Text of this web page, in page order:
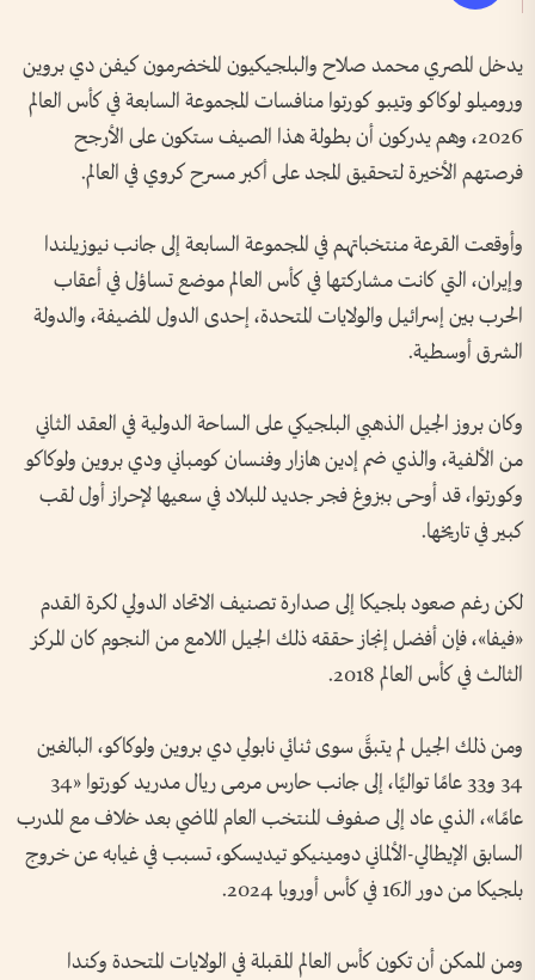
يدخل المصري محمد صلاح والبلجيكيون المخضرمون كيفن دي بروين
وروميلو لوكاكو وتيبو كورتوا منافسات المجموعة السابعة في كأس العالم
2026، وهم يدركون أن بطولة هذا الصيف ستكون على الأرجح
فرصتهم الأخيرة لتحقيق المجد على أكبر مسرح كروي في العالم.
وأوقعت القرعة منتخباتهم في المجموعة السابعة إلى جانب نيوزيلندا
وإيران، التي كانت مشاركتها في كأس العالم موضع تساؤل في أعقاب
الحرب بين إسرائيل والولايات المتحدة، إحدى الدول المضيفة، والدولة
الشرق أوسطية.
وكان بروز الجيل الذهبي البلجيكي على الساحة الدولية في العقد الثاني
من الألفية، والذي ضم إدين هازار وفنسان كومباني ودي بروين ولوكاكو
وكورتوا، قد أوحى ببزوغ فجر جديد للبلاد في سعيها لإحراز أول لقب
كبير في تاريخها.
لكن رغم صعود بلجيكا إلى صدارة تصنيف الاتحاد الدولي لكرة القدم
«فيفا»، فإن أفضل إنجاز حققه ذلك الجيل اللامع من النجوم كان المركز
الثالث في كأس العالم 2018.
ومن ذلك الجيل لم يتبقَّ سوى ثنائي نابولي دي بروين ولوكاكو، البالغين
34 و33 عامًا تواليًا، إلى جانب حارس مرمى ريال مدريد كورتوا «34
عامًا»، الذي عاد إلى صفوف المنتخب العام الماضي بعد خلاف مع المدرب
السابق الإيطالي-الألماني دومينيكو تيديسكو، تسبب في غيابه عن خروج
بلجيكا من دور الـ16 في كأس أوروبا 2024.
ومن الممكن أن تكون كأس العالم المقبلة في الولايات المتحدة وكندا